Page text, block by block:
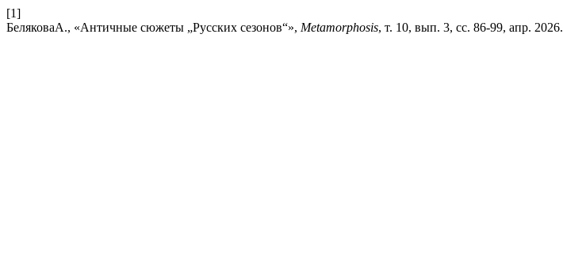
[1]
БеляковаА., «Античные сюжеты „Русских сезонов“», Metamorphosis, т. 10, вып. 3, сс. 86-99, апр. 2026.